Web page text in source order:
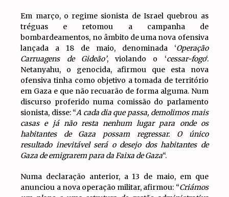
Em março, o regime sionista de Israel quebrou as
tréguas e retomou a campanha de
bombardeamentos, no âmbito de uma nova ofensiva
lançada a 18 de maio, denominada ‘Operação
Carruagens de Gideão’, violando o ‘cessar-fogo‘.
Netanyahu, o genocida, afirmou que esta nova
ofensiva tinha como objetivo a tomada de território
em Gaza e que não recuarão de forma alguma. Num
discurso proferido numa comissão do parlamento
sionista, disse: “A cada dia que passa, demolimos mais
casas e já não resta nenhum lugar para onde os
habitantes de Gaza possam regressar. O único
resultado inevitável será o desejo dos habitantes de
Gaza de emigrarem para da Faixa de Gaza“.
Numa declaração anterior, a 13 de maio, em que
anunciou a nova operação militar, afirmou: “Criámos